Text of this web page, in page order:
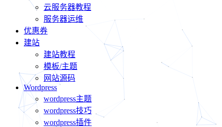
云服务器教程
服务器运维
优惠券
建站
建站教程
模板/主题
网站源码
Wordpress
wordpress主题
wordpress技巧
wordpress插件